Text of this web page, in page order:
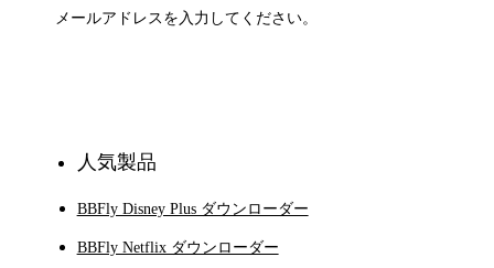
人気製品
BBFly Disney Plus ダウンローダー
BBFly Netflix ダウンローダー